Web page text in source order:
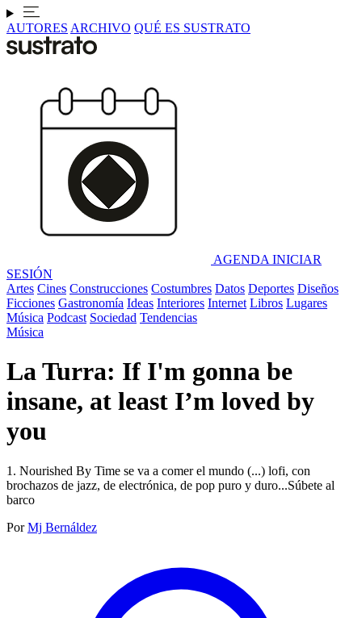
AUTORES ARCHIVO QUÉ ES SUSTRATO
AGENDA INICIAR
SESIÓN
Artes Cines Construcciones Costumbres Datos Deportes Diseños
Ficciones Gastronomía Ideas Interiores Internet Libros Lugares
Música Podcast Sociedad Tendencias
Música
La Turra: If I'm gonna be
insane, at least I’m loved by
you
1. Nourished By Time se va a comer el mundo (...) lofi, con
brochazos de jazz, de electrónica, de pop puro y duro...Súbete al
barco
Por Mj Bernáldez